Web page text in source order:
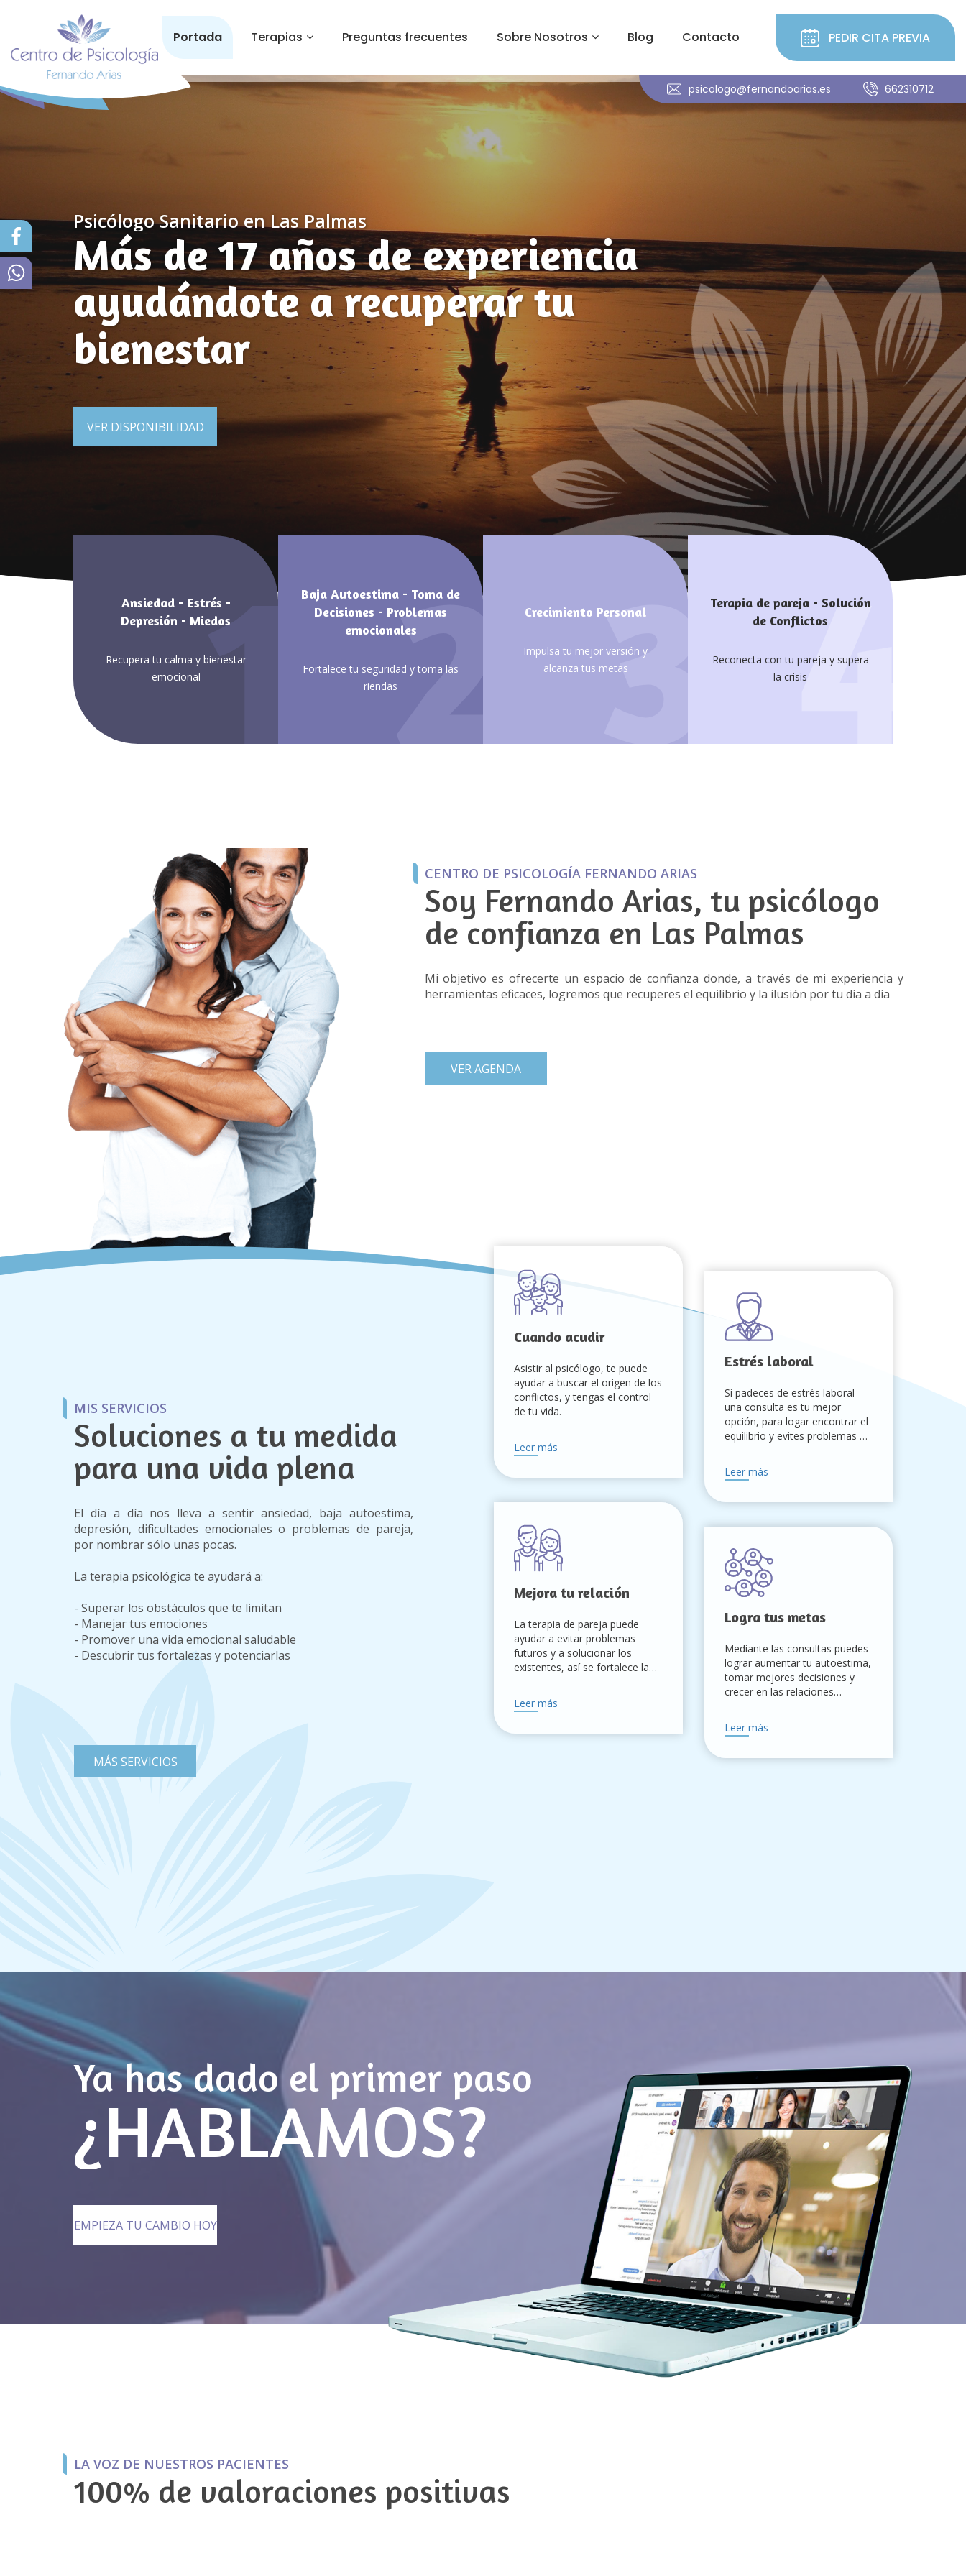
Portada Terapias Preguntas frecuentes Sobre Nosotros Blog Contacto PEDIR CITA PREVIA
psicologo@fernandoarias.es 662310712
Psicólogo Sanitario en Las Palmas
Más de 17 años de experiencia
ayudándote a recuperar tu
bienestar
VER DISPONIBILIDAD
Ansiedad - Estrés -
Depresión - Miedos
Recupera tu calma y bienestar
emocional 1
Baja Autoestima - Toma de
Decisiones - Problemas
emocionales
Fortalece tu seguridad y toma las
riendas2 Crecimiento Personal
Impulsa tu mejor versión y
alcanza tus metas3
Terapia de pareja - Solución
de Conflictos
Reconecta con tu pareja y supera
la crisis4
CENTRO DE PSICOLOGÍA FERNANDO ARIAS
Soy Fernando Arias, tu psicólogo
de confianza en Las Palmas
Mi objetivo es ofrecerte un espacio de confianza donde, a través de mi experiencia y
herramientas eficaces, logremos que recuperes el equilibrio y la ilusión por tu día a día
VER AGENDA
MIS SERVICIOS
Soluciones a tu medida
para una vida plena
El día a día nos lleva a sentir ansiedad, baja autoestima,
depresión, dificultades emocionales o problemas de pareja,
por nombrar sólo unas pocas.
La terapia psicológica te ayudará a:
- Superar los obstáculos que te limitan
- Manejar tus emociones
- Promover una vida emocional saludable
- Descubrir tus fortalezas y potenciarlas
MÁS SERVICIOS
Cuando acudir
Asistir al psicólogo, te puede
ayudar a buscar el origen de los
conflictos, y tengas el control
de tu vida.
Leer más
Estrés laboral
Si padeces de estrés laboral
una consulta es tu mejor
opción, para logar encontrar el
equilibrio y evites problemas de
Leer más
Mejora tu relación
La terapia de pareja puede
ayudar a evitar problemas
futuros y a solucionar los
existentes, así se fortalece la
Leer más
Logra tus metas
Mediante las consultas puedes
lograr aumentar tu autoestima,
tomar mejores decisiones y
crecer en las relaciones
cualquier otro ámbito de la
vida.
Leer más
Ya has dado el primer paso
¿HABLAMOS?
EMPIEZA TU CAMBIO HOY
LA VOZ DE NUESTROS PACIENTES
100% de valoraciones positivas